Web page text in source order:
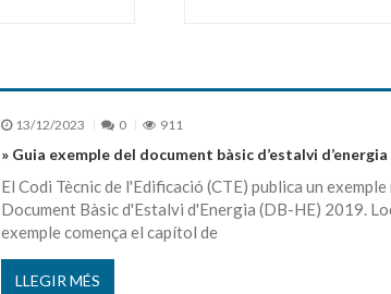
13/12/2023 0 911
» Guia exemple del document bàsic d’estalvi
El Codi Tècnic de l'Edificació (CTE) publica un
Document Bàsic d'Estalvi d'Energia (DB-HE) 2019.
exemple comença el capítol de
LLEGIR MÉS